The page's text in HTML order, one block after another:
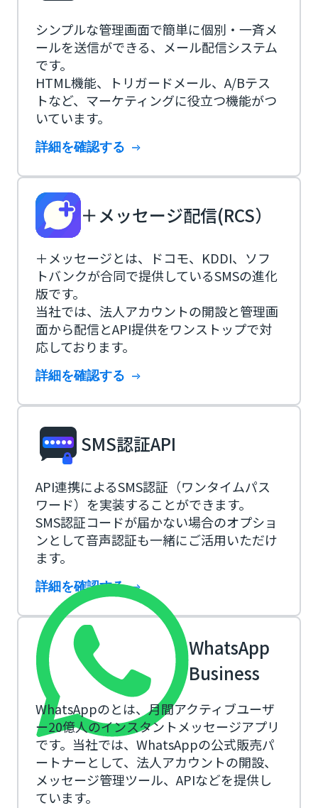
シンプルな管理画面で簡単に個別・一斉メ
ールを送信ができる、メール配信システム
です。
HTML機能、トリガードメール、A/Bテス
トなど、マーケティングに役立つ機能がつ
いています。
詳細を確認する
＋メッセージ配信(RCS）
＋メッセージとは、ドコモ、KDDI、ソフ
トバンクが合同で提供しているSMSの進化
版です。
当社では、法人アカウントの開設と管理画
面から配信とAPI提供をワンストップで対
応しております。
詳細を確認する
SMS認証API
API連携によるSMS認証（ワンタイムパス
ワード）を実装することができます。
SMS認証コードが届かない場合のオプショ
ンとして音声認証も一緒にご活用いただけ
ます。
詳細を確認する
WhatsApp
Business
WhatsAppのとは、月間アクティブユーザ
ー20億人のインスタントメッセージアプリ
です。当社では、WhatsAppの公式販売パ
ートナーとして、法人アカウントの開設、
メッセージ管理ツール、APIなどを提供し
ています。